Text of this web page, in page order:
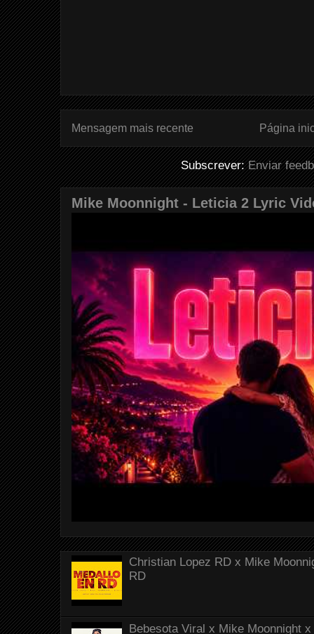
Mensagem mais recente Página
Subscrever:Enviar
Mike Moonnight - Leticia 2 Lyric
Christian Lopez RD x Mike
RD
Bebesota Viral x Mike Moonnight